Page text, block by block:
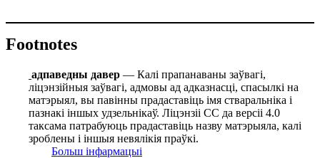
Footnotes
адпаведны давер — Калі прапанаваны заўвагі,
ліцэнзійныя заўвагі, адмовы ад адказнасці, спасылкі на
матэрыял, вы павінны прадаставіць імя стваральніка і
пазнакі іншых удзельнікаў. Ліцэнзіі СС да версіі 4.0
таксама патрабуюць прадаставіць назву матэрыяла, калі
зроблены і іншыя невялікія праўкі.
Больш інфармацыі